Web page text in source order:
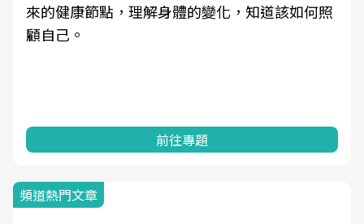
來的健康節點，理解身體的變化，知道該如何照
顧自己。
前往專題
頻道熱門文章